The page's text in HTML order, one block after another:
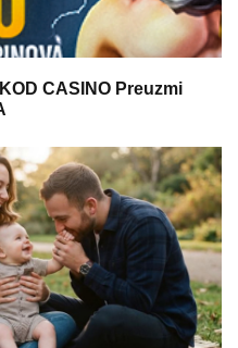
CASINO Preuzmi